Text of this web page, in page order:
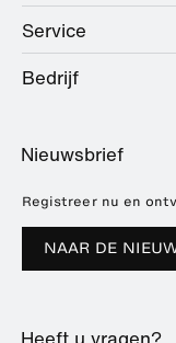
Public
Hotel
Education
Sanitair
Beslag
Dealer zoeken
Service
Dienstenpakket
Brochures en
Downloads
Bedrijf
Referenties
Pers
Beursdata
Duurzaamheid
Nieuwsbrief
Registreer nu en
NAAR DE